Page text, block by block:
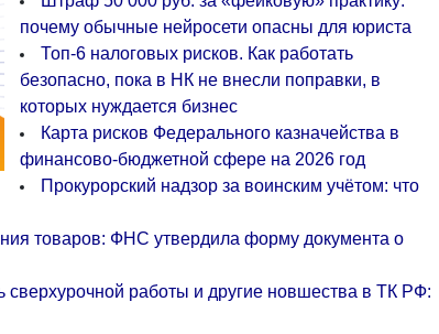
почему обычные нейросети опасны для юриста
Топ-6 налоговых рисков. Как работать
безопасно, пока в НК не внесли поправки, в
которых нуждается бизнес
Карта рисков Федерального казначейства в
финансово-бюджетной сфере на 2026 год
Прокурорский надзор за воинским учётом: что
товаров: ФНС утвердила форму документа о
сверхурочной работы и другие новшества в ТК РФ: